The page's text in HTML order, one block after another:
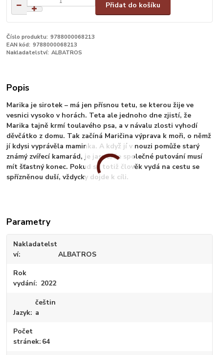
Přidat do košíku
Číslo produktu: 9788000068213
EAN kód: 9788000068213
Nakladatelství: ALBATROS
Popis
Marika je sirotek – má jen přísnou tetu, se kterou žije ve
vesnici vysoko v horách. Teta ale jednoho dne zjistí, že
Marika tajně krmí toulavého psa, a v návalu zlosti vyhodí
děvčátko z domu. Tak začíná Maričina výprava k moři, o němž
jí kdysi vyprávěla maminka. A když jí v nouzi pomůže starý
známý zvířecí kamarád, je jasné, že společné putování musí
mít šťastný konec. Pokud se totiž člověk vydá na cestu se
spřízněnou duší, vždycky dojde k cíli.
Parametry
Nakladatelst
ví
ALBATROS
Rok
vydání
2022
Jazyk
češtin
a
Počet
stránek 64